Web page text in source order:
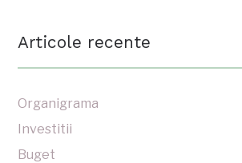
Articole recente
Organigrama
Investitii
Buget